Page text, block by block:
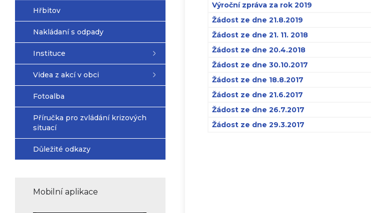
Hřbitov
Nakládaní s odpady
Instituce
Videa z akcí v obci
Fotoalba
Příručka pro zvládání krizových
situací
Důležité odkazy
Mobilní aplikace
Výroční zpráva za rok 2019
Žádost ze dne 21.8.2019
Žádost ze dne 21. 11. 2018
Žádost ze dne 20.4.2018
Žádost ze dne 30.10.2017
Žádost ze dne 18.8.2017
Žádost ze dne 21.6.2017
Žádost ze dne 26.7.2017
Žádost ze dne 29.3.2017